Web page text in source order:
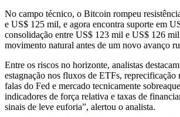
No campo técnico, o Bitcoin rompeu
e US$ 125 mil, e agora encontra suporte em
consolidação entre US$ 123 mil e US$ 126
movimento natural antes de um novo avanço
Entre os riscos no horizonte, analistas
estagnação nos fluxos de ETFs, reprecificação
falas do Fed e mercado tecnicamente
indicadores de força relativa e taxas de
sinais de leve euforia”, alertou o analista.